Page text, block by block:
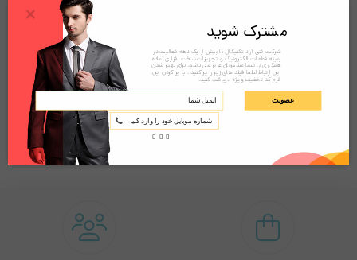
پیجر گیرنده ساعتی دارای طراحی کوچک و قابل حمل است.با قابلیت
950,000تومان
گجت باشگاه مشتریان جی-کارت
مشترک شوید
شرکت فنی آراد تکنیکال با بیش از یک دهه فعالیت در
زمینه قطعات الکترونیک و تجهیزات سخت افزاری آماده
همکاری با شما مشتریان عزیز می باشد. برای بهتر شدن
این ارتباط لطفا فیلد های زیر را پر کنید . با پر کردن این
فرم کد تخفیف ویژه دریافت کنید.
عضویت
×